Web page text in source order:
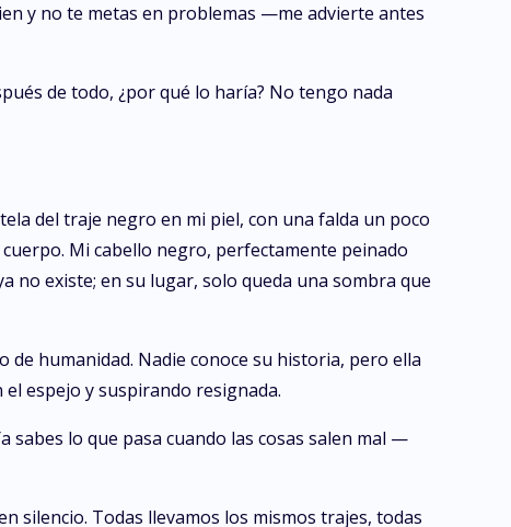
y no te metas en problemas —me advierte antes
de todo, ¿por qué lo haría? No tengo nada
del traje negro en mi piel, con una falda un poco
Mi cabello negro, perfectamente peinado
no existe; en su lugar, solo queda una sombra que
humanidad. Nadie conoce su historia, pero ella
espejo y suspirando resignada.
lo que pasa cuando las cosas salen mal —
silencio. Todas llevamos los mismos trajes, todas